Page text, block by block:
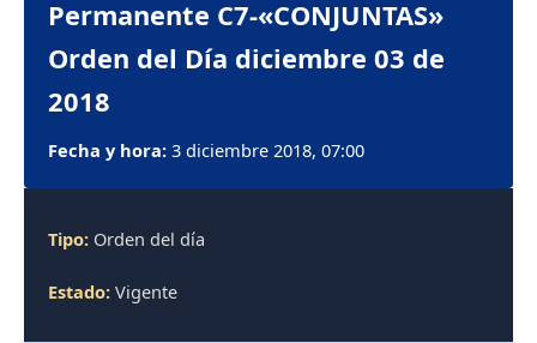
Permanente C7-«CONJUNTAS»
Orden del Día diciembre 03 de
2018
Fecha y hora: 3 diciembre 2018, 07:00
Tipo: Orden del día
Estado: Vigente